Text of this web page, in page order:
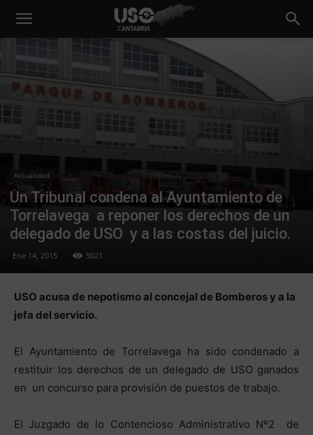
Actualidad
Un Tribunal condena al Ayuntamiento de
Torrelavega a reponer los derechos de un
delegado de USO y a las costas del juicio.
Ene 14, 2015 5021
USO acusa de nepotismo al concejal de Bomberos y a la
jefa del servicio.
El Ayuntamiento de Torrelavega ha sido condenado a
restituir los derechos de un delegado de USO ganados
en un concurso para provisión de puestos de trabajo.
El Juzgado de lo Contencioso Administrativo Nº2 de